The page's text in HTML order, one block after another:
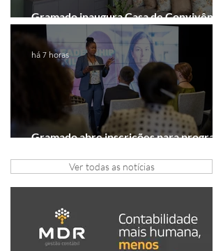
Gramado inaugura Casa de Convivência
dedicada às mulheres
Gramado abre inscrições para programa
há 7 horas
Ver todas as notícias